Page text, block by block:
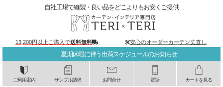
夏期休暇に伴う出荷スケジュールのお知らせ
ご利用案内 サンプル請求 お問合せ 電話 カートを見る
自社工場で縫製・良い品をどこよりもお安くご提供
13,200円以上ご購入で送料無料 安心のオーダーカーテン丈直し